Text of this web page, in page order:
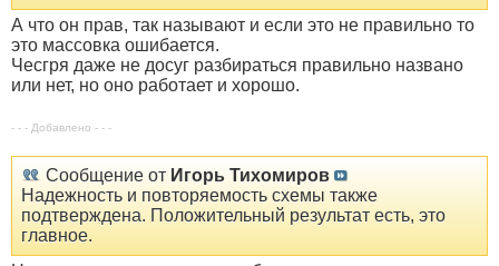
А что он прав, так называют и если это не правильно то
это массовка ошибается.
Чесгря даже не досуг разбираться правильно названо
или нет, но оно работает и хорошо.
- - - Добавлено - - -
Сообщение от Игорь Тихомиров
Надежность и повторяемость схемы также
подтверждена. Положительный результат есть, это
главное.